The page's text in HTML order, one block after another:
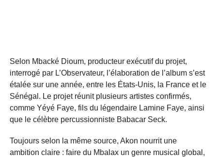
Selon Mbacké Dioum, producteur exécutif du projet,
interrogé par L’Observateur, l’élaboration de l’album s’est
étalée sur une année, entre les États-Unis, la France et le
Sénégal. Le projet réunit plusieurs artistes confirmés,
comme Yéyé Faye, fils du légendaire Lamine Faye, ainsi
que le célèbre percussionniste Babacar Seck.
Toujours selon la même source, Akon nourrit une
ambition claire : faire du Mbalax un genre musical global,